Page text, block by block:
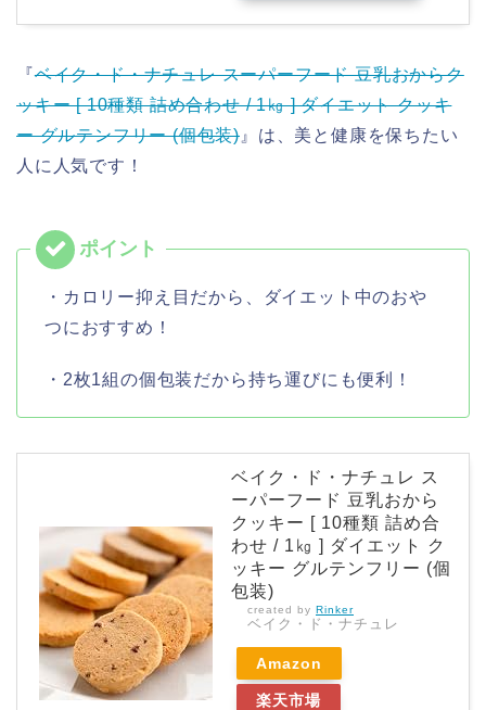
『ベイク・ド・ナチュレ スーパーフード 豆乳おからク
ッキー [ 10種類 詰め合わせ / 1㎏ ] ダイエット クッキ
ー グルテンフリー (個包装) 』は、美と健康を保ちたい
人に人気です！
・カロリー抑え目だから、ダイエット中のおや
つにおすすめ！
・2枚1組の個包装だから持ち運びにも便利！
ベイク・ド・ナチュレ ス
ーパーフード 豆乳おから
クッキー [ 10種類 詰め合
わせ / 1㎏ ] ダイエット ク
ッキー グルテンフリー (個
包装)
created by Rinker
ベイク・ド・ナチュレ
Amazon
楽天市場